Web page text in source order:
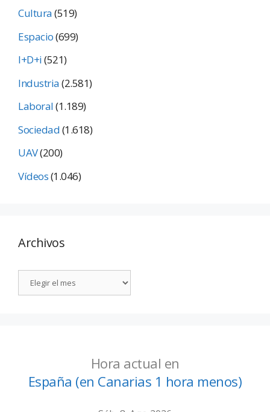
Cultura(519)
Espacio(699)
I+D+i(521)
Industria(2.581)
Laboral(1.189)
Sociedad(1.618)
UAV(200)
Vídeos(1.046)
Archivos
Hora actual en
España (en Canarias 1 hora menos)